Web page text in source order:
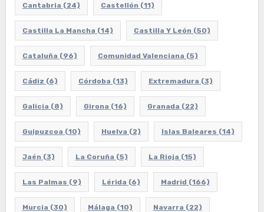
Cantabria (24) Castellón (11)
Castilla La Mancha (14) Castilla Y León (50)
Cataluña (96) Comunidad Valenciana (5)
Cádiz (6) Córdoba (13) Extremadura (3)
Galicia (8) Girona (16) Granada (22)
Guipuzcoa (10) Huelva (2) Islas Baleares (14)
Jaén (3) La Coruña (5) La Rioja (15)
Las Palmas (9) Lérida (6) Madrid (166)
Murcia (30) Málaga (10) Navarra (22)